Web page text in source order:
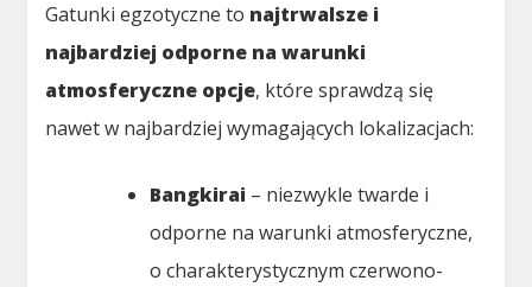
Gatunki egzotyczne to najtrwalsze i
najbardziej odporne na warunki
atmosferyczne opcje, które sprawdzą się
nawet w najbardziej wymagających lokalizacjach:
Bangkirai – niezwykle twarde i
odporne na warunki atmosferyczne,
o charakterystycznym czerwono-